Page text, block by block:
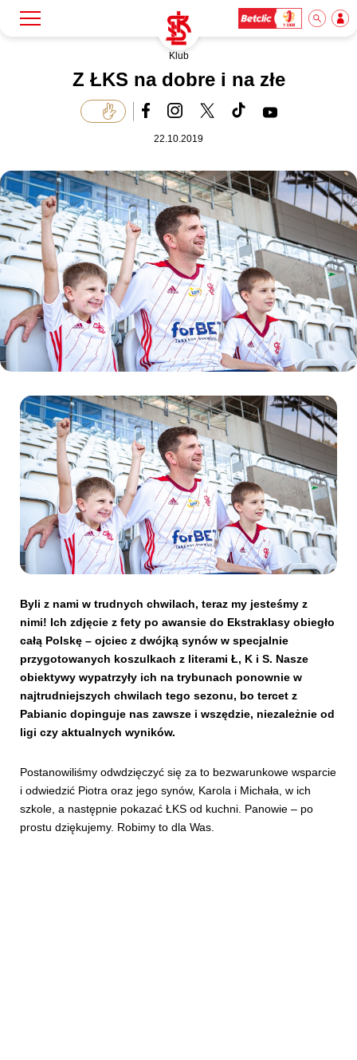
Bilety
Akademia
Biznes
Dla mediów
Kibice
Klub
Z ŁKS na dobre i na złe
22.10.2019
Byli z nami w trudnych chwilach, teraz my jesteśmy z
nimi! Ich zdjęcie z fety po awansie do Ekstraklasy obiegło
całą Polskę – ojciec z dwójką synów w specjalnie
przygotowanych koszulkach z literami Ł, K i S. Nasze
obiektywy wypatrzyły ich na trybunach ponownie w
najtrudniejszych chwilach tego sezonu, bo tercet z
Pabianic dopinguje nas zawsze i wszędzie, niezależnie od
ligi czy aktualnych wyników.
Postanowiliśmy odwdzięczyć się za to bezwarunkowe wsparcie
i odwiedzić Piotra oraz jego synów, Karola i Michała, w ich
szkole, a następnie pokazać ŁKS od kuchni. Panowie – po
prostu dziękujemy. Robimy to dla Was.